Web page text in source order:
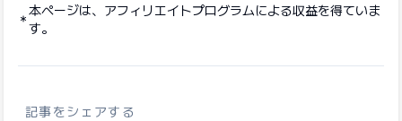
本ページは、アフィリエイトプログラムによる収益を得ていま
す。
記事をシェアする